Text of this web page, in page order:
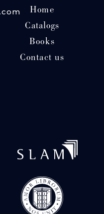
Home
Catalogs
Books
Contact us